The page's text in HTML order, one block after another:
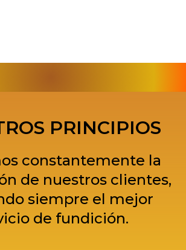
PRINCIPIOS
constantemente la
de nuestros clientes,
siempre el mejor
de fundición.